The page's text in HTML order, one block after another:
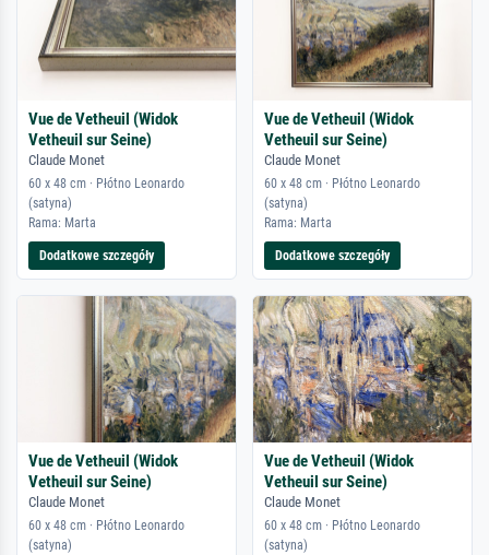
Vue de Vetheuil (Widok
Vetheuil sur Seine)
Claude Monet
60 x 48 cm · Płótno Leonardo
(satyna)
Rama: Marta
Dodatkowe szczegóły
Vue de Vetheuil (Widok
Vetheuil sur Seine)
Claude Monet
60 x 48 cm · Płótno Leonardo
(satyna)
Rama: Marta
Dodatkowe szczegóły
Vue de Vetheuil (Widok
Vetheuil sur Seine)
Claude Monet
60 x 48 cm · Płótno Leonardo
(satyna)
Vue de Vetheuil (Widok
Vetheuil sur Seine)
Claude Monet
60 x 48 cm · Płótno Leonardo
(satyna)